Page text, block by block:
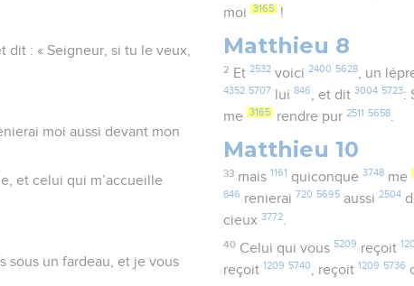
: « Seigneur, si tu le veux,
moi aussi devant mon
et celui qui m’accueille
sous un fardeau, et je vous
moi 3165 !
Matthieu 8
2 Et 2532voici 2400 5628, un
4352 5707 lui846, et dit3004 5723:
me 3165 rendre pur2511 5658.
Matthieu 10
33 mais 1161 quiconque 3748me
846 renierai 720 5695 aussi2504
cieux3772.
40 Celui qui vous 5209 reçoit
reçoit 1209 5740, reçoit 1209 5736